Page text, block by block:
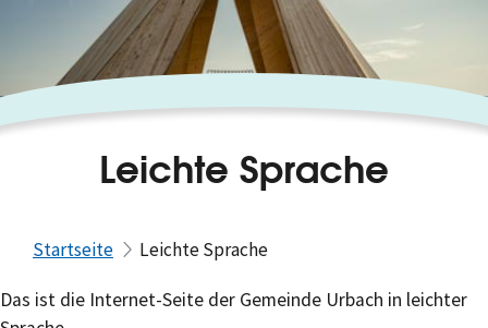
Leichte Sprache
Startseite Leichte Sprache
Das ist die Internet-Seite der Gemeinde Urbach in leichter